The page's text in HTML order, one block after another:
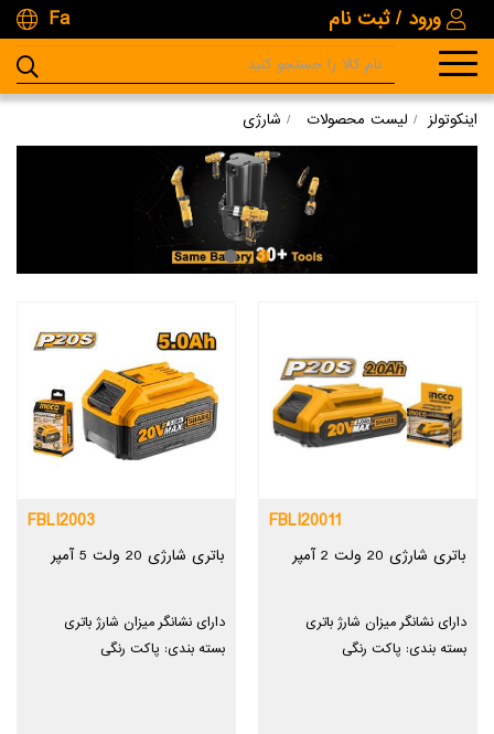
ورود / ثبت نام Fa
اینکوتولز لیست محصولات شارژی
FBLI20011
باتری شارژی 20 ولت 2 آمپر
دارای نشانگر میزان شارژ باتری
بسته بندی: پاکت رنگی
FBLI2003
باتری شارژی 20 ولت 5 آمپر
دارای نشانگر میزان شارژ باتری
بسته بندی: پاکت رنگی